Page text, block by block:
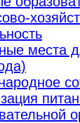
места